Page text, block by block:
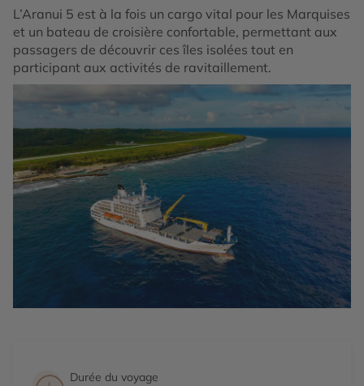
L’Aranui 5 est à la fois un cargo vital pour les Marquises
et un bateau de croisière confortable, permettant aux
passagers de découvrir ces îles isolées tout en
participant aux activités de ravitaillement.
Durée du voyage